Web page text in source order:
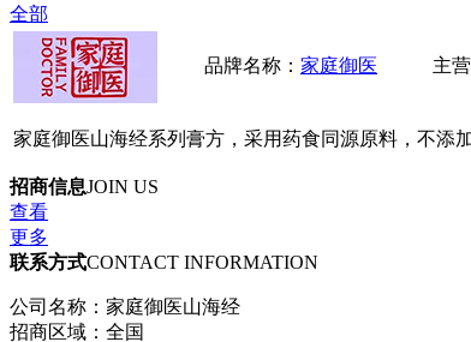
全部
品牌名称： 家庭御医 主
家庭御医山海经系列膏方，采用药食同源原料，不添
招商信息JOIN US
查看
更多
联系方式CONTACT INFORMATION
公司名称：家庭御医山海经
招商区域：全国